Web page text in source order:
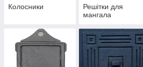
Колосники
Решітки для
мангала